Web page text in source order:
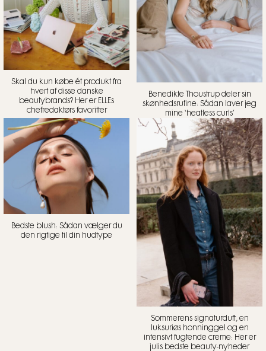
Skal du kun købe ét produkt fra
hvert af disse danske
beautybrands? Her er ELLEs
chefredaktørs favoritter
Benedikte Thoustrup deler sin
skønhedsrutine: Sådan laver jeg
mine ‘heatless curls’
Bedste blush: Sådan vælger du
den rigtige til din hudtype
Sommerens signaturduft, en
luksuriøs honninggel og en
intensivt fugtende creme: Her er
julis bedste beauty-nyheder